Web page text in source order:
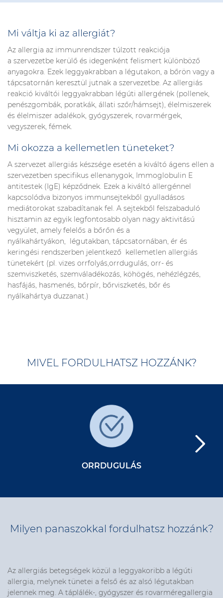
Mi váltja ki az allergiát?
Az allergia az immunrendszer túlzott reakciója
a szervezetbe kerülő és idegenként felismert különböző
anyagokra. Ezek leggyakrabban a légutakon, a bőrön vagy a
tápcsatornán keresztül jutnak a szervezetbe. Az allergiás
reakció kiváltói leggyakrabban légúti allergének (pollenek,
penészgombák, poratkák, állati szőr/hámsejt), élelmiszerek
és élelmiszer adalékok, gyógyszerek, rovarmérgek,
vegyszerek, fémek.
Mi okozza a kellemetlen tüneteket?
A szervezet allergiás készsége esetén a kiváltó ágens ellen a
szervezetben specifikus ellenanygok, Immoglobulin E
antitestek (IgE) képződnek. Ezek a kiváltó allergénnel
kapcsolódva bizonyos immunsejtekből gyulladásos
mediátorokat szabadítanak fel. A sejtekből felszabaduló
hisztamin az egyik legfontosabb olyan nagy aktivitású
vegyület, amely felelős a bőrőn és a
nyálkahártyákon, légutakban, tápcsatornában, ér és
keringési rendszerben jelentkező kellemetlen allergiás
tünetekért (pl. vizes orrfolyás,orrdugulás, orr- és
szemviszketés, szemváladékozás, köhögés, nehézlégzés,
hasfájás, hasmenés, bőrpír, bőrviszketés, bőr és
nyálkahártya duzzanat.)
MIVEL FORDULHATSZ HOZZÁNK?
ORRDUGULÁS
Milyen panaszokkal fordulhatsz hozzánk?
Az allergiás betegségek közül a leggyakoribb a légúti
allergia, melynek tünetei a felső és az alsó légutakban
jelennek meg. A táplálék-, gyógyszer és rovarméregallergia